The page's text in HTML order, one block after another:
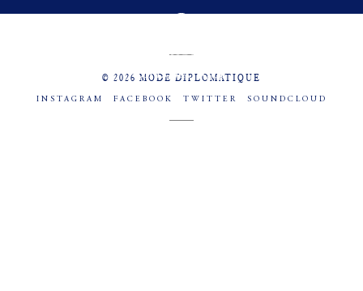
© 2026 MODE DIPLOMATIQUE
INSTAGRAM FACEBOOK TWITTER SOUNDCLOUD